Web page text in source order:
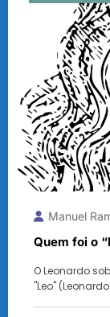
Manuel
Quem foi o
O Leonardo
"Leo"